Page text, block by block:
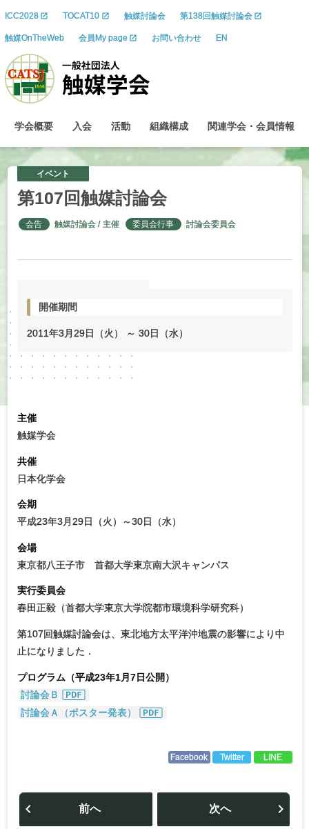
ICC2028 TOCAT10 触媒討論会 第138回触媒討論会
触媒OnTheWeb 会員My page お問い合わせ EN
学会概要 入会 活動 組織構成 関連学会 ・ 会員情報
イベント
第107 回触媒討論会
会告 触媒討論会 主催 委員会行事 討論会委員会
開催期間
2011年3月29日（火） ～ 30日（水）
主催
触媒学会
共催
日本化学会
会期
平成23年3月29日（火）～30日（水）
会場
東京都八王子市 首都大学東京南大沢キャンパス
実行委員会
春田正毅（首都大学東京大学院都市環境科学研究科）
第107回触媒討論会は、東北地方太平洋沖地震の影響により中
止になりました．
プログラム（平成23年1月7日公開）
討論会Ｂ
討論会Ａ（ポスター発表）
Facebook Twitter LINE
投
ビ
前へ 次へ